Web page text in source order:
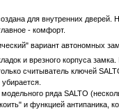
для внутренних дверей.
- комфорт.
вариант автономных
и врезного корпуса замка.
считыватель ключей
ряда SALTO
и функцией антипаника,